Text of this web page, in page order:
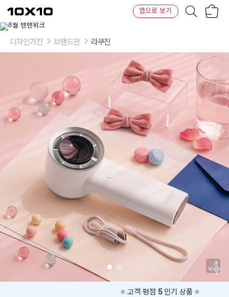
텐
바
텐
앱으로 보기
이
상
디자인가전 브랜드관 라쿠진
인기 상품 ⭐️